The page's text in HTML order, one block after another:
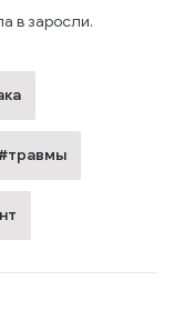
в заросли.